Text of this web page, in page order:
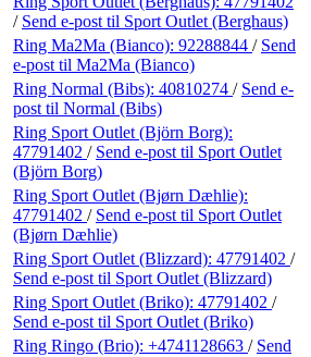
/ Send e-post til Sport Outlet (Berghaus)
Ring Ma2Ma (Bianco): 92288844 / Send
e-post til Ma2Ma (Bianco)
Ring Normal (Bibs): 40810274 / Send e-
post til Normal (Bibs)
Ring Sport Outlet (Björn Borg):
47791402 / Send e-post til Sport Outlet
(Björn Borg)
Ring Sport Outlet (Bjørn Dæhlie):
47791402 / Send e-post til Sport Outlet
(Bjørn Dæhlie)
Ring Sport Outlet (Blizzard): 47791402 /
Send e-post til Sport Outlet (Blizzard)
Ring Sport Outlet (Briko): 47791402 /
Send e-post til Sport Outlet (Briko)
Ring Ringo (Brio): +4741128663 / Send